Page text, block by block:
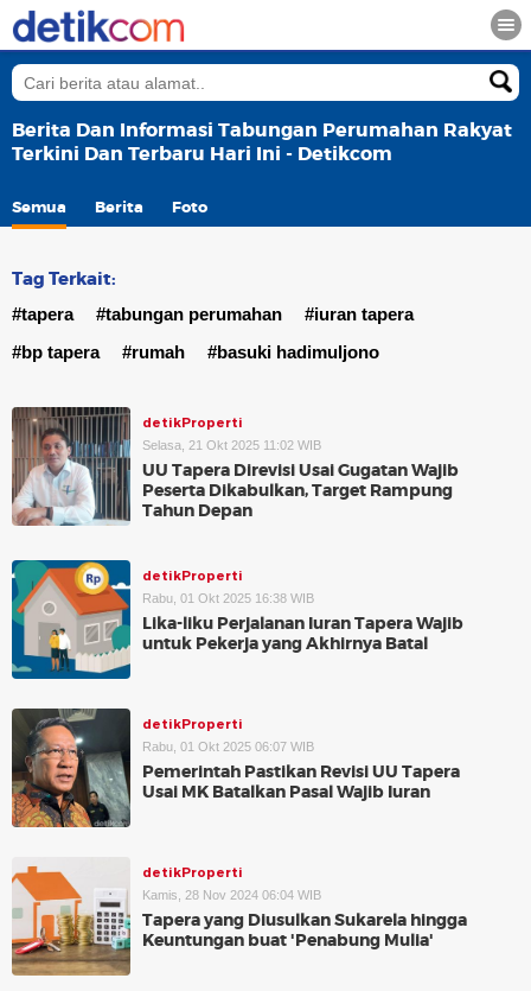
Berita Dan Informasi Tabungan Perumahan Rakyat
Terkini Dan Terbaru Hari Ini - Detikcom
Semua Berita Foto
Tag Terkait:
#tapera #tabungan perumahan
#iuran tapera
#bp tapera
#rumah #basuki hadimuljono
detikProperti
Selasa, 21 Okt 2025 11:02 WIB
UU Tapera Direvisi Usai Gugatan Wajib
Peserta Dikabulkan, Target Rampung
Tahun Depan
detikProperti
Rabu, 01 Okt 2025 16:38 WIB
Lika-liku Perjalanan Iuran Tapera Wajib
untuk Pekerja yang Akhirnya Batal
detikProperti
Rabu, 01 Okt 2025 06:07 WIB
Pemerintah Pastikan Revisi UU Tapera
Usai MK Batalkan Pasal Wajib Iuran
detikProperti
Kamis, 28 Nov 2024 06:04 WIB
Tapera yang Diusulkan Sukarela hingga
Keuntungan buat 'Penabung Mulia'